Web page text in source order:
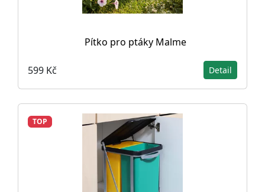
Pítko pro ptáky Malme
599 Kč Detail
TOP